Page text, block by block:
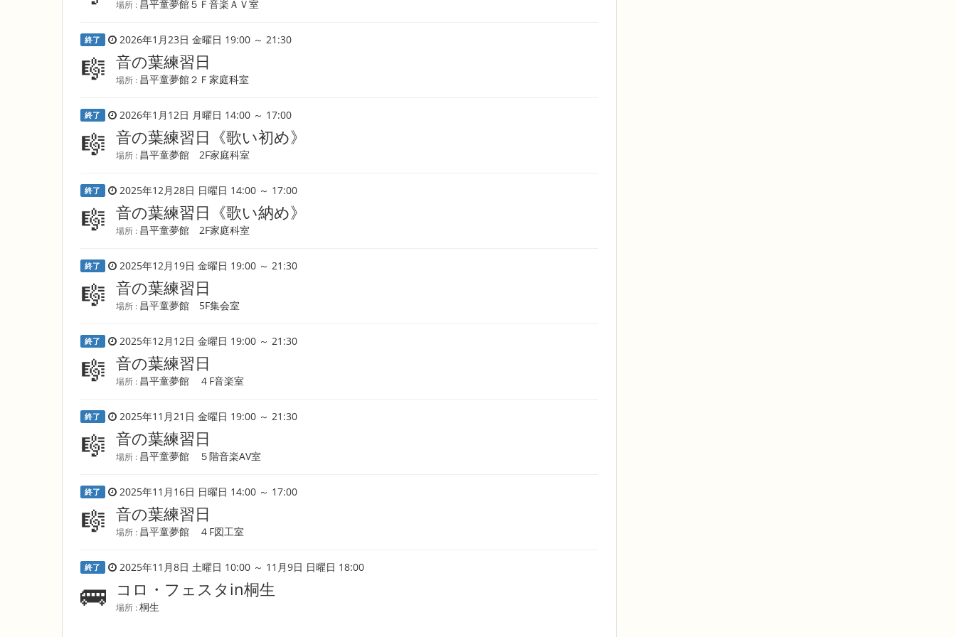
場所 : 昌平童夢館５Ｆ音楽ＡＶ室
終了 2026年1月23日 金曜日 19:00 ～ 21:30
🎼 音の葉練習日
場所 : 昌平童夢館２Ｆ家庭科室
終了 2026年1月12日 月曜日 14:00 ～ 17:00
🎼 音の葉練習日《歌い初め》
場所 : 昌平童夢館 2F家庭科室
終了 2025年12月28日 日曜日 14:00 ～ 17:00
🎼 音の葉練習日《歌い納め》
場所 : 昌平童夢館 2F家庭科室
終了 2025年12月19日 金曜日 19:00 ～ 21:30
🎼 音の葉練習日
場所 : 昌平童夢館 5F集会室
終了 2025年12月12日 金曜日 19:00 ～ 21:30
🎼 音の葉練習日
場所 : 昌平童夢館 ４F音楽室
終了 2025年11月21日 金曜日 19:00 ～ 21:30
🎼 音の葉練習日
場所 : 昌平童夢館 ５階音楽AV室
終了 2025年11月16日 日曜日 14:00 ～ 17:00
🎼 音の葉練習日
場所 : 昌平童夢館 ４F図工室
終了 2025年11月8日 土曜日 10:00 ～ 11月9日 日曜日 18:00
🚌 コロ・フェスタin桐生
場所 :桐生